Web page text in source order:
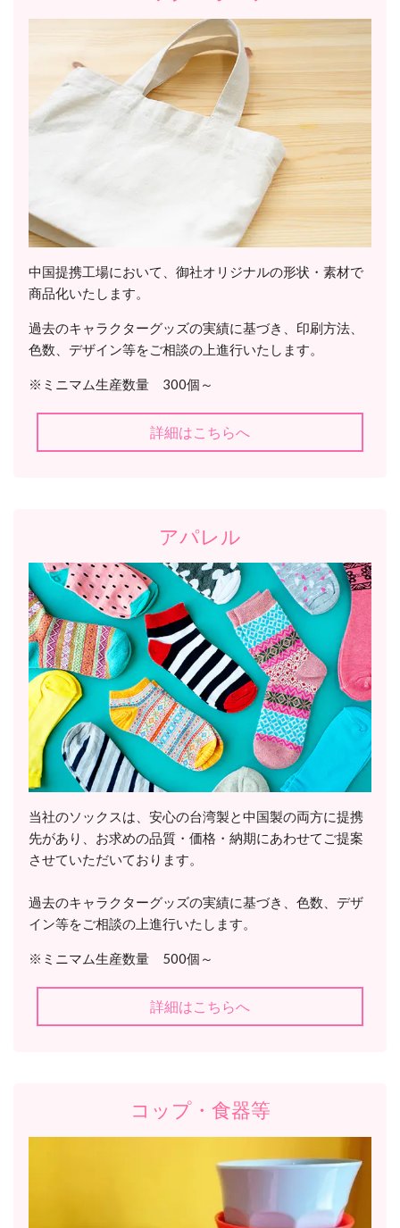
中国提携工場において、御社オリジナルの形状・素材で
商品化いたします。
過去のキャラクターグッズの実績に基づき、印刷方法、
色数、デザイン等をご相談の上進行いたします。
※ミニマム生産数量 300個～
詳細はこちらへ
アパレル
当社のソックスは、安心の台湾製と中国製の両方に提携
先があり、お求めの品質・価格・納期にあわせてご提案
させていただいております。
過去のキャラクターグッズの実績に基づき、色数、デザ
イン等をご相談の上進行いたします。
※ミニマム生産数量 500個～
詳細はこちらへ
コップ・食器等